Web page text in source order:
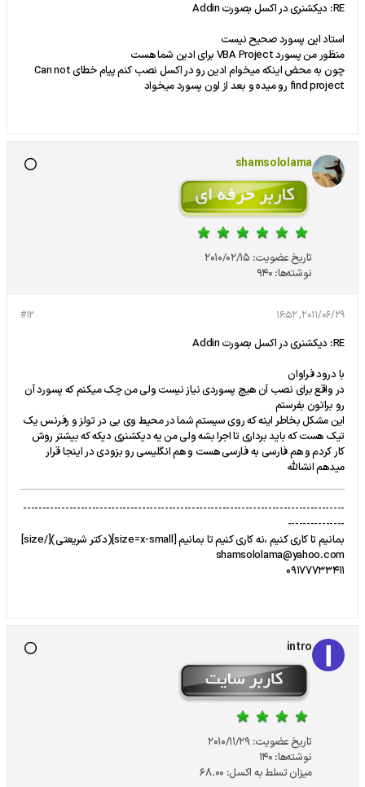
RE: دیکشنری در اکسل بصورت Addin
استاد این پسورد صحیح نیست
منظور من پسورد VBA Project برای ادین شما هست
چون به محض اینکه میخوام ادین رو در اکسل نصب کنم پیام خطای Can not
find project رو میده و بعد از اون پسورد میخواد
shamsololama
تاریخ عضویت: 2010/02/15
نوشته‌ها: 940
#12 2011/06/29, 16:52
RE: دیکشنری در اکسل بصورت Addin
با درود فراوان
در واقع برای نصب آن هیچ پسوردی نیاز نیست ولی من چک میکنم که پسورد آن
رو براتون بفرستم
این مشکل بخاطر اینه که روی سیستم شما در محیط وی بی در تولز و رفرنس یک
تیک هست که باید برداری تا اجرا بشه ولی من یه دیکشنری دیکه که بیشتر روش
کار کردم و هم فارسی به فارسی هست و هم انگلیسی رو بزودی در اینجا قرار
میدهم انشالله
------------------------------------------------------------------------------------
---------------
بمانیم تا کاری کنیم ،نه کاری کنیم تا بمانیم [size=x-small](دکتر شریعتی)[/size]
shamsololama@yahoo.com
09177733411
intro
تاریخ عضویت: 2010/11/29
نوشته‌ها: 140
میزان تسلط به اکسل: 68.00